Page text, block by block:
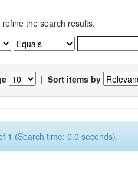
the search results.
| Sort items by
1 (Search time: 0.0 seconds).